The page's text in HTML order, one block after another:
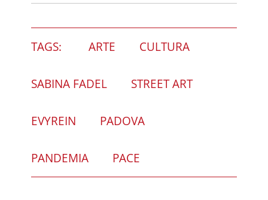
TAGS: ARTE CULTURA
SABINA FADEL STREET ART
EVYREIN PADOVA
PANDEMIA PACE